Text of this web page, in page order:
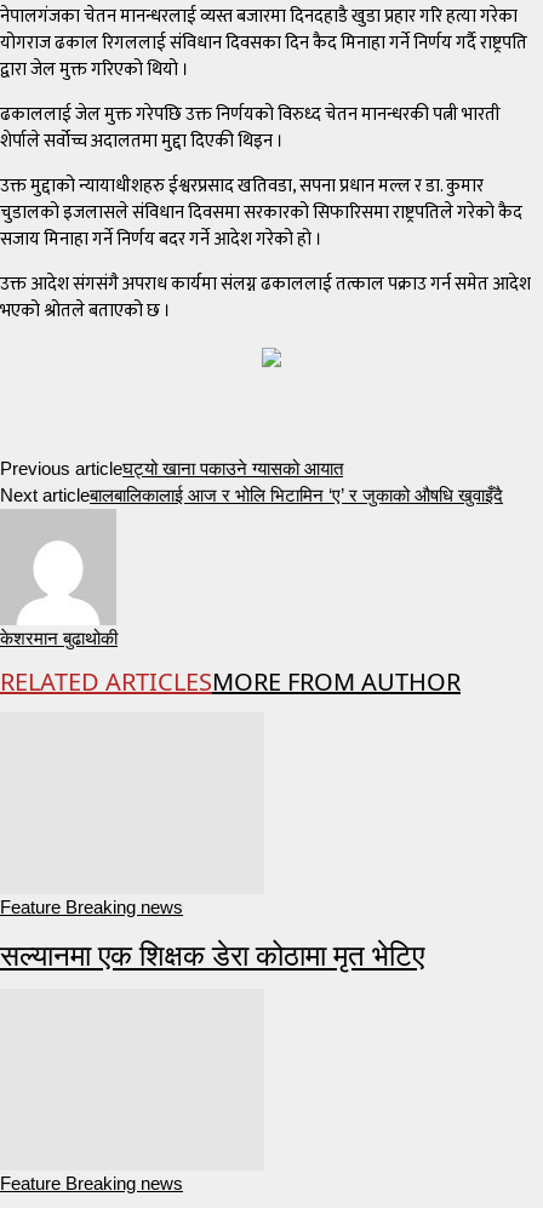
नेपालगंजका चेतन मानन्धरलाई व्यस्त बजारमा दिनदहाडै खुडा प्रहार गरि हत्या गरेका
योगराज ढकाल रिगललाई संविधान दिवसका दिन कैद मिनाहा गर्ने निर्णय गर्दै राष्ट्रपति
द्वारा जेल मुक्त गरिएको थियो ।
ढकाललाई जेल मुक्त गरेपछि उक्त निर्णयको विरुध्द चेतन मानन्धरकी पत्नी भारती
शेर्पाले सर्वोच्च अदालतमा मुद्दा दिएकी थिइन ।
उक्त मुद्दाको न्यायाधीशहरु ईश्वरप्रसाद खतिवडा, सपना प्रधान मल्ल र डा. कुमार
चुडालको इजलासले संविधान दिवसमा सरकारको सिफारिसमा राष्ट्रपतिले गरेको कैद
सजाय मिनाहा गर्ने निर्णय बदर गर्ने आदेश गरेको हो ।
उक्त आदेश संगसंगै अपराध कार्यमा संलग्न ढकाललाई तत्काल पक्राउ गर्न समेत आदेश
भएको श्रोतले बताएको छ ।
Previous articleघट्यो खाना पकाउने ग्यासको आयात
Next articleबालबालिकालाई आज र भोलि भिटामिन ‘ए’ र जुकाको औषधि खुवाइँदै
केशरमान बुढाथोकी
RELATED ARTICLESMORE FROM AUTHOR
Feature Breaking news
सल्यानमा एक शिक्षक डेरा कोठामा मृत भेटिए
Feature Breaking news